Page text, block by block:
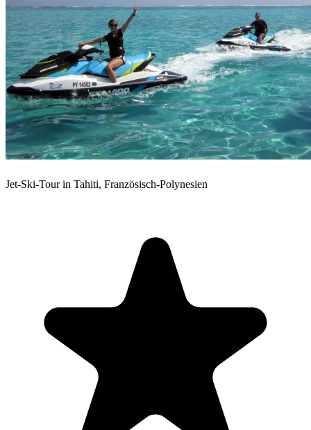
Jet-Ski-Tour in Tahiti, Französisch-Polynesien